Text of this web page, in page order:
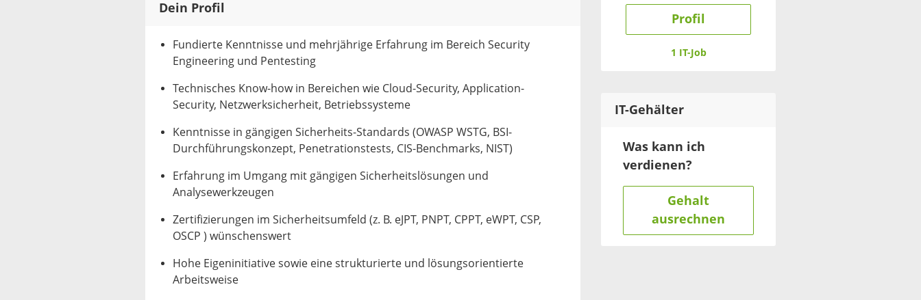
Dein Profil
Fundierte Kenntnisse und mehrjährige Erfahrung im Bereich Security
Engineering und Pentesting
Technisches Know-how in Bereichen wie Cloud-Security, Application-
Security, Netzwerksicherheit, Betriebssysteme
Kenntnisse in gängigen Sicherheits-Standards (OWASP WSTG, BSI-
Durchführungskonzept, Penetrationstests, CIS-Benchmarks, NIST)
Erfahrung im Umgang mit gängigen Sicherheitslösungen und
Analysewerkzeugen
Zertifizierungen im Sicherheitsumfeld (z. B. eJPT, PNPT, CPPT, eWPT, CSP,
OSCP ) wünschenswert
Hohe Eigeninitiative sowie eine strukturierte und lösungsorientierte
Arbeitsweise
Profil
1 IT-Job
IT-Gehälter
Was kann ich
verdienen?
Gehalt
ausrechnen